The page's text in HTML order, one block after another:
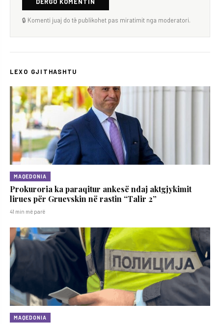
🔒 Komenti juaj do të publikohet pas miratimit nga moderatori.
LEXO GJITHASHTU
MAQEDONIA
Prokuroria ka paraqitur ankesë ndaj aktgjykimit
lirues për Gruevskin në rastin “Talir 2”
41 min më parë
MAQEDONIA